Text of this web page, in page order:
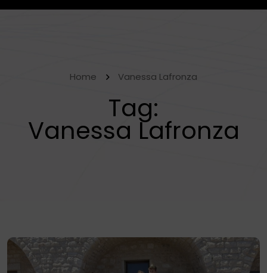
Home Vanessa Lafronza
Tag:
Vanessa Lafronza